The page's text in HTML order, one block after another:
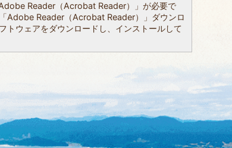
Reader（Acrobat Reader）」が必要で
Adobe Reader（Acrobat Reader）」ダウンロ
トウェアをダウンロードし、インストールして